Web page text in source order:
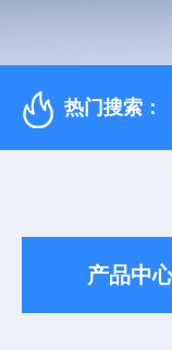
热门搜索：
产品中